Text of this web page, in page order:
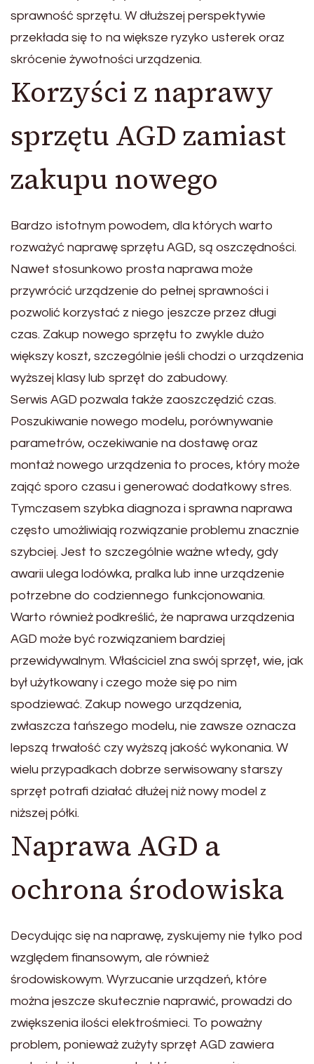
sprawność sprzętu. W dłuższej perspektywie
przekłada się to na większe ryzyko usterek oraz
skrócenie żywotności urządzenia.
Korzyści z naprawy
sprzętu AGD zamiast
zakupu nowego
Bardzo istotnym powodem, dla których warto
rozważyć naprawę sprzętu AGD, są oszczędności.
Nawet stosunkowo prosta naprawa może
przywrócić urządzenie do pełnej sprawności i
pozwolić korzystać z niego jeszcze przez długi
czas. Zakup nowego sprzętu to zwykle dużo
większy koszt, szczególnie jeśli chodzi o urządzenia
wyższej klasy lub sprzęt do zabudowy.
Serwis AGD pozwala także zaoszczędzić czas.
Poszukiwanie nowego modelu, porównywanie
parametrów, oczekiwanie na dostawę oraz
montaż nowego urządzenia to proces, który może
zająć sporo czasu i generować dodatkowy stres.
Tymczasem szybka diagnoza i sprawna naprawa
często umożliwiają rozwiązanie problemu znacznie
szybciej. Jest to szczególnie ważne wtedy, gdy
awarii ulega lodówka, pralka lub inne urządzenie
potrzebne do codziennego funkcjonowania.
Warto również podkreślić, że naprawa urządzenia
AGD może być rozwiązaniem bardziej
przewidywalnym. Właściciel zna swój sprzęt, wie, jak
był użytkowany i czego może się po nim
spodziewać. Zakup nowego urządzenia,
zwłaszcza tańszego modelu, nie zawsze oznacza
lepszą trwałość czy wyższą jakość wykonania. W
wielu przypadkach dobrze serwisowany starszy
sprzęt potrafi działać dłużej niż nowy model z
niższej półki.
Naprawa AGD a
ochrona środowiska
Decydując się na naprawę, zyskujemy nie tylko pod
względem finansowym, ale również
środowiskowym. Wyrzucanie urządzeń, które
można jeszcze skutecznie naprawić, prowadzi do
zwiększenia ilości elektrośmieci. To poważny
problem, ponieważ zużyty sprzęt AGD zawiera